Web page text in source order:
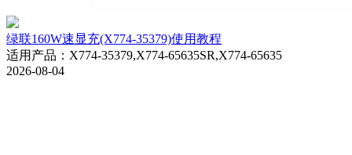
绿联160W速显充(X774-35379)使用教程
适用产品 ： X774-35379,X774-65635SR,X774-65635
2026-08-04